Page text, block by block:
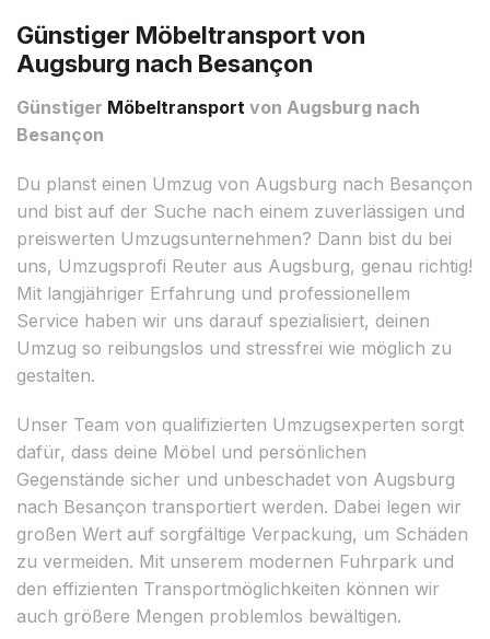
Günstiger Möbeltransport von
Augsburg nach Besançon
Günstiger Möbeltransport von Augsburg nach
Besançon
Du planst einen Umzug von Augsburg nach Besançon
und bist auf der Suche nach einem zuverlässigen und
preiswerten Umzugsunternehmen? Dann bist du bei
uns, Umzugsprofi Reuter aus Augsburg, genau richtig!
Mit langjähriger Erfahrung und professionellem
Service haben wir uns darauf spezialisiert, deinen
Umzug so reibungslos und stressfrei wie möglich zu
gestalten.
Unser Team von qualifizierten Umzugsexperten sorgt
dafür, dass deine Möbel und persönlichen
Gegenstände sicher und unbeschadet von Augsburg
nach Besançon transportiert werden. Dabei legen wir
großen Wert auf sorgfältige Verpackung, um Schäden
zu vermeiden. Mit unserem modernen Fuhrpark und
den effizienten Transportmöglichkeiten können wir
auch größere Mengen problemlos bewältigen.